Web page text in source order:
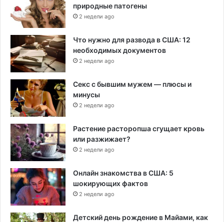
природные патогены
2 недели ago
Что нужно для развода в США: 12
необходимых документов
2 недели ago
Секс с бывшим мужем — плюсы и
минусы
2 недели ago
Растение расторопша сгущает кровь
или разжижает?
2 недели ago
Онлайн знакомства в США: 5
шокирующих фактов
2 недели ago
Детский день рождение в Майами, как